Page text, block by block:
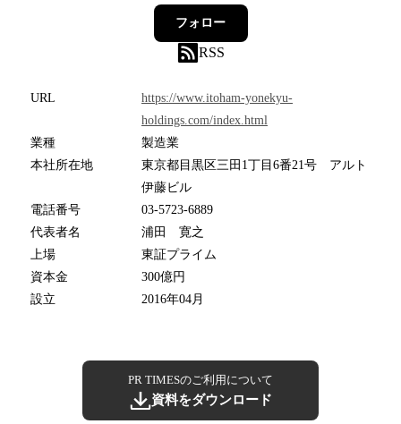
フォロー
RSS
URL
https://www.itoham-yonekyu-
holdings.com/index.html
業種
製造業
本社所在地
東京都目黒区三田1丁目6番21号 アルト
伊藤ビル
電話番号
03-5723-6889
代表者名
浦田 寛之
上場
東証プライム
資本金
300億円
設立
2016年04月
PR TIMESのご利用について
資料をダウンロード